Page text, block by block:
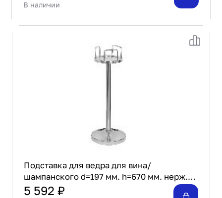
В наличии
Подставка для ведра для вина/
шампанского d=197 мм. h=670 мм. нерж.
MGsteel /1/12/
5 592 ₽